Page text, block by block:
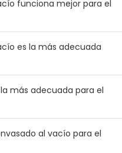
funciona mejor para el
es la más adecuada
más adecuada para el
al vacío para el